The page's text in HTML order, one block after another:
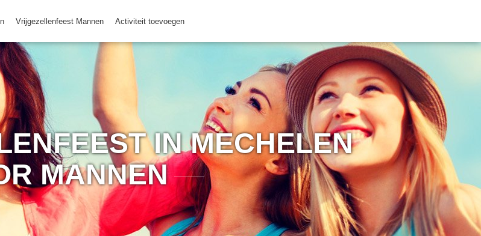
Vrijgezellenfeest Mannen Activiteit toevoegen
IN MECHELEN
MANNEN